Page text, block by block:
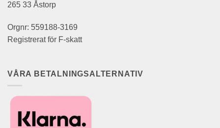
265 33 Åstorp
Orgnr: 559188-3169
Registrerat för F-skatt
VÅRA BETALNINGSALTERNATIV